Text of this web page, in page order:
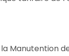
Manutention